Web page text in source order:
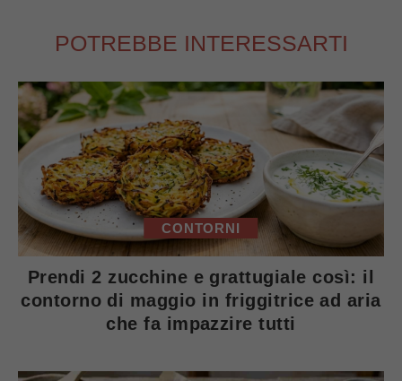
POTREBBE INTERESSARTI
CONTORNI
Prendi 2 zucchine e grattugiale così: il
contorno di maggio in friggitrice ad aria
che fa impazzire tutti